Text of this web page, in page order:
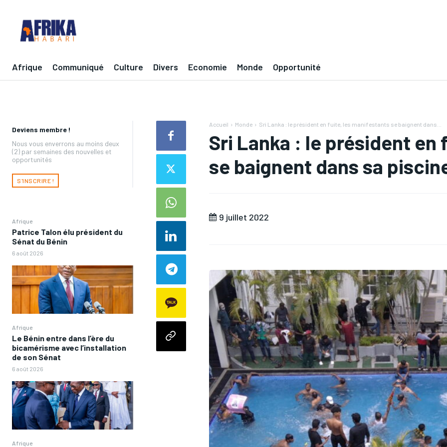
Afrique Communiqué Culture Divers Economie Monde Opportunité
Deviens membre !
Nous vous enverrons au moins deux
(2) par semaines des nouvelles et
opportunités
S'INSCRIRE !
Afrique
Patrice Talon élu président du
Sénat du Bénin
6 août 2026
Afrique
Le Bénin entre dans l’ère du
bicamérisme avec l’installation
de son Sénat
6 août 2026
Afrique
Accueil Monde Sri Lanka : le président en fuite, les manifestants se baignent dans...
Sri Lanka : le président
se baignent dans sa
9 juillet 2022